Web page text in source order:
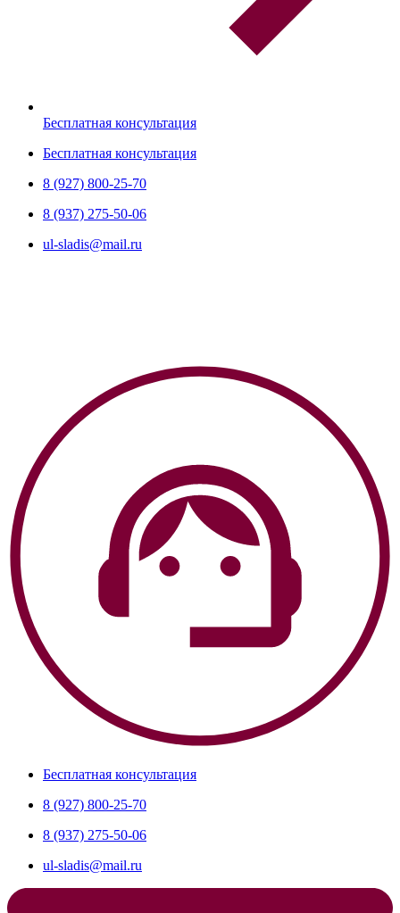
Бесплатная консультация
Бесплатная консультация
8 (927) 800-25-70
8 (937) 275-50-06
ul-sladis@mail.ru
Бесплатная консультация
8 (927) 800-25-70
8 (937) 275-50-06
ul-sladis@mail.ru